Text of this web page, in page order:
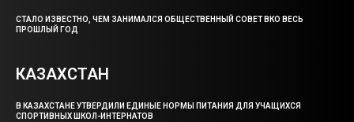
СТАЛО ИЗВЕСТНО, ЧЕМ ЗАНИМАЛСЯ ОБЩЕСТВЕННЫЙ СОВЕТ ВКО ВЕСЬ
ПРОШЛЫЙ ГОД
КАЗАХСТАН
В КАЗАХСТАНЕ УТВЕРДИЛИ ЕДИНЫЕ НОРМЫ ПИТАНИЯ ДЛЯ УЧАЩИХСЯ
СПОРТИВНЫХ ШКОЛ-ИНТЕРНАТОВ